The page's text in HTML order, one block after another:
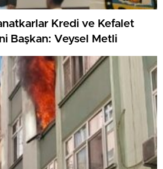
Kredi ve Kefalet
Başkan: Veysel Metli